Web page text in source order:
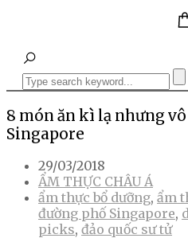
8 món ăn kì lạ nhưng
Singapore
29/03/2018
ẨM THỰC CHÂU Á
ẩm thực bổ dưỡng, ẩm
đường phố Singapore,
picks, đảo quốc sư tử